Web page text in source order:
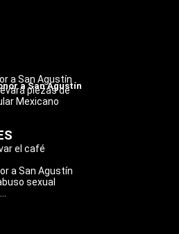
a San Agustín
a San Agustín
piezas de
Mexicano
el café
a San Agustín
sexual